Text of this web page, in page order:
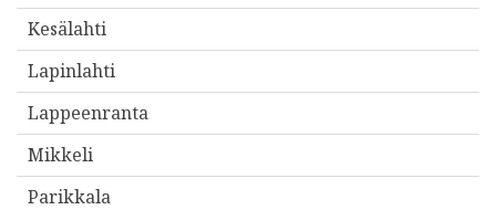
Kesälahti
Lapinlahti
Lappeenranta
Mikkeli
Parikkala